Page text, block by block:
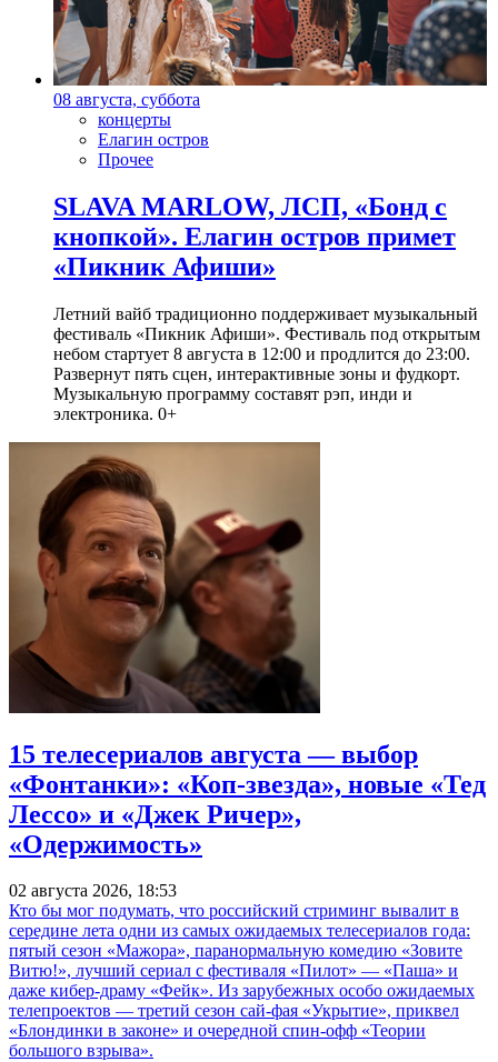
08 августа, суббота
концерты
Елагин остров
Прочее
SLAVA MARLOW, ЛСП, «Бонд с
кнопкой». Елагин остров примет
«Пикник Афиши»
Летний вайб традиционно поддерживает музыкальный
фестиваль «Пикник Афиши». Фестиваль под открытым
небом стартует 8 августа в 12:00 и продлится до 23:00.
Развернут пять сцен, интерактивные зоны и фудкорт.
Музыкальную программу составят рэп, инди и
электроника. 0+
15 телесериалов августа — выбор
«Фонтанки»: «Коп-звезда», новые «Тед
Лессо» и «Джек Ричер»,
«Одержимость»
02 августа 2026, 18:53
Кто бы мог подумать, что российский стриминг вывалит в
середине лета одни из самых ожидаемых телесериалов года:
пятый сезон «Мажора», паранормальную комедию «Зовите
Витю!», лучший сериал с фестиваля «Пилот» — «Паша» и
даже кибер-драму «Фейк». Из зарубежных особо ожидаемых
телепроектов — третий сезон сай-фая «Укрытие», приквел
«Блондинки в законе» и очередной спин-офф «Теории
большого взрыва».